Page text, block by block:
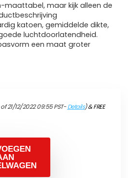
maattabel, maar kijk alleen de
katoen, gemiddelde dikte,
luchtdoorlatendheid.
een maat groter
21/12/2022 09:55 PST-Details)&FREE